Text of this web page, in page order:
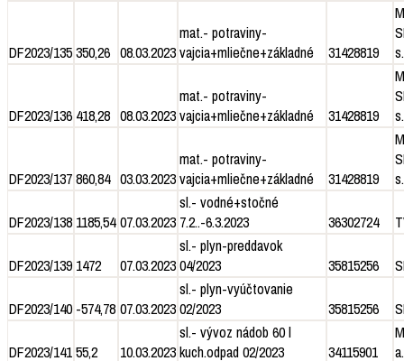
DF2023/135350,26 08.03.2023
mat.- potraviny-
vajcia+mliečne+základné
31428819
DF2023/136 418,28 08.03.2023
mat.- potraviny-
vajcia+mliečne+základné
31428819
DF2023/137860,84 03.03.2023
mat.- potraviny-
vajcia+mliečne+základné
31428819
DF2023/138 1185,54 07.03.2023
sl.- vodné+stočné
7.2..-6.3.2023
36302724
DF2023/139 1472 07.03.2023
sl.- plyn-preddavok
04/2023
35815256
DF2023/140 -574,78 07.03.2023
sl.- plyn-vyúčtovanie
02/2023
35815256
DF2023/14155,2 10.03.2023
sl.- vývoz nádob 60 l
kuch.odpad 02/2023
34115901